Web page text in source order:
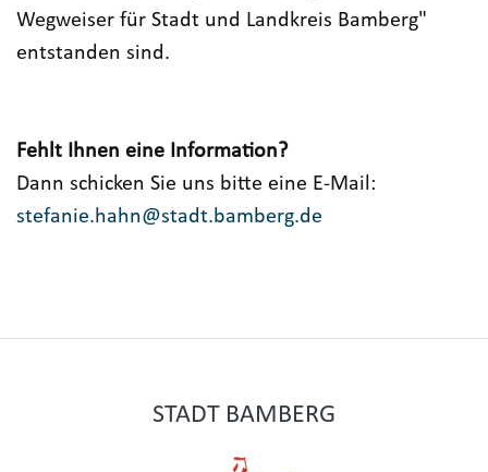
Wegweiser für Stadt und Landkreis Bamberg"
entstanden sind.
Fehlt Ihnen eine Information?
Dann schicken Sie uns bitte eine E-Mail:
stefanie.hahn@stadt.bamberg.de
STADT BAMBERG